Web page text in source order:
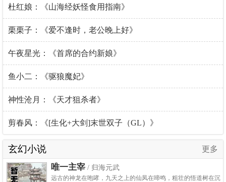
杜红娘：《山海经妖怪食用指南》
栗栗子：《爱不逢时，老公晚上好》
午夜星光：《首席的合约新娘》
鱼小二：《驱狼魔妃》
神性沧月：《天才狙杀者》
剪春风：《[生化+大剑]末世双子（GL）》
玄幻小说 更多
唯一主宰 / 归海元武
远古的神龙在咆哮，九天之上的仙凤在啼鸣，粗壮的悟道树在沉